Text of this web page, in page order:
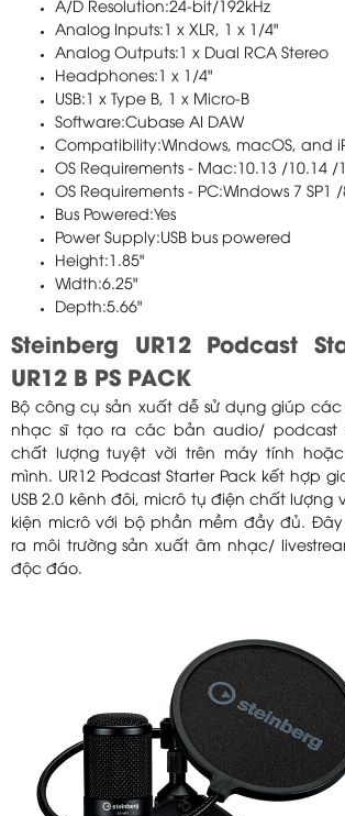
A/D Resolution:24-bit/192kHz
Analog Inputs:1 x XLR, 1 x 1/4"
Analog Outputs:1 x Dual RCA Stereo
Headphones:1 x 1/4"
USB:1 x Type B, 1 x Micro-B
Software:Cubase AI DAW
Compatibility:Windows, macOS, and
OS Requirements - Mac:10.13 /10.14 /
OS Requirements - PC:Windows 7 SP1 /
Bus Powered:Yes
Power Supply:USB bus powered
Height:1.85"
Width:6.25"
Depth:5.66"
Steinberg UR12 Podcast
UR12 B PS PACK
Bộ công cụ sản xuất dễ sử dụng giúp
nhạc sĩ tạo ra các bản audio/ podcast
chất lượng tuyệt vời trên máy tính
mình. UR12 Podcast Starter Pack kết hợp
USB 2.0 kênh đôi, micrô tụ điện chất
kiện micrô với bộ phần mềm đầy đủ.
ra môi trường sản xuất âm nhạc/
độc đáo.